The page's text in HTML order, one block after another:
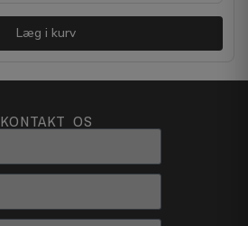
Læg i kurv
KONTAKT OS